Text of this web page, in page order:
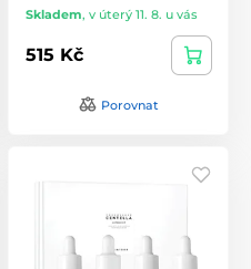
Skladem, v úterý 11. 8. u vás
515 Kč
Porovnat